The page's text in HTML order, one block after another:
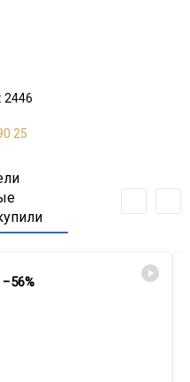
2446
25
−56%